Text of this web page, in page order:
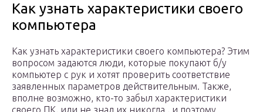
Как узнать характеристики своего
компьютера
Как узнать характеристики своего компьютера? Этим
вопросом задаются люди, которые покупают б/у
компьютер с рук и хотят проверить соответствие
заявленных параметров действительным. Также,
вполне возможно, кто-то забыл характеристики
своего ПК, или не знал их никогда , и поэтому